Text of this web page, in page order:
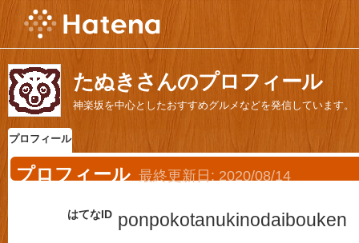
たぬきさんのプロフィール
神楽坂を中心としたおすすめグルメなどを発信しています。
プロフィール
プロフィール 最終更新日: 2020/08/14
はてなID ponpokotanukinodaibouken